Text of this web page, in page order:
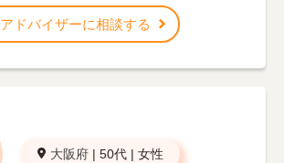
アドバイザーに相談する
大阪府 | 50代 | 女性